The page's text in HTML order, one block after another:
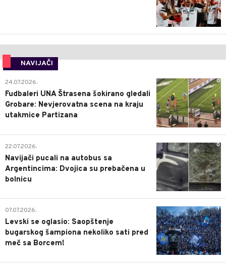
NAVIJAČI
0
24.07.2026.
Fudbaleri UNA Štrasena šokirano gledali
Grobare: Nevjerovatna scena na kraju
utakmice Partizana
0
22.07.2026.
Navijači pucali na autobus sa
Argentincima: Dvojica su prebačena u
bolnicu
1
07.07.2026.
Levski se oglasio: Saopštenje
bugarskog šampiona nekoliko sati pred
meč sa Borcem!